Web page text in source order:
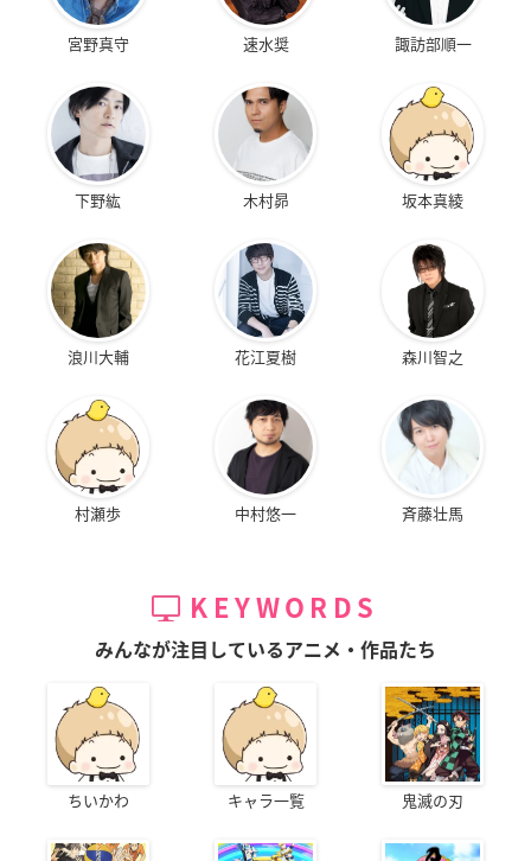
宮野真守 速水奨 諏訪部順一
下野紘 木村昴 坂本真綾
浪川大輔 花江夏樹 森川智之
村瀬歩 中村悠一 斉藤壮馬
KEYWORDS
みんなが注目しているアニメ・作品たち
ちいかわ キャラ一覧 鬼滅の刃